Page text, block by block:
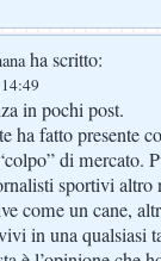
ha scritto:
in pochi post.
ha fatto presente
di mercato.
sportivi altro
come un cane,
in una qualsiasi